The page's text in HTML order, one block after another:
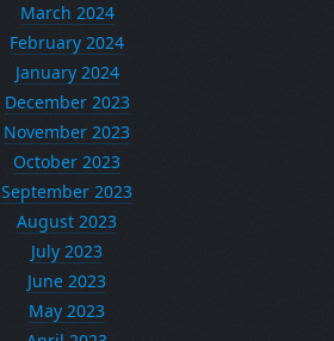
March 2024
February 2024
January 2024
December 2023
November 2023
October 2023
September 2023
August 2023
July 2023
June 2023
May 2023